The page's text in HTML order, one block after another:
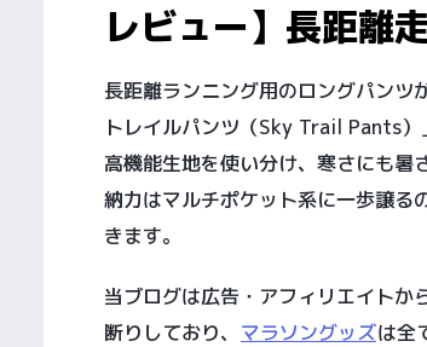
レビュー】長距離
長距離ランニング用のロングパンツ
トレイルパンツ（Sky Trail Pants
高機能生地を使い分け、寒さにも暑
納力はマルチポケット系に一歩譲る
きます。
当ブログは広告・アフィリエイトか
断りしており、 マラソングッズは全